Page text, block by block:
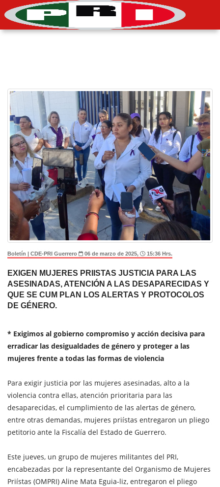
Boletín | CDE-PRI Guerrero 06 de marzo de 2025, 15:36 Hrs.
EXIGEN MUJERES PRIISTAS JUSTICIA PARA LAS
ASESINADAS, ATENCIÓN A LAS DESAPARECIDAS Y
QUE SE CUM PLAN LOS ALERTAS Y PROTOCOLOS
DE GÉNERO.
* Exigimos al gobierno compromiso y acción decisiva para
erradicar las desigualdades de género y proteger a las
mujeres frente a todas las formas de violencia
Para exigir justicia por las mujeres asesinadas, alto a la
violencia contra ellas, atención prioritaria para las
desaparecidas, el cumplimiento de las alertas de género,
entre otras demandas, mujeres priístas entregaron un pliego
petitorio ante la Fiscalía del Estado de Guerrero.
Este jueves, un grupo de mujeres militantes del PRI,
encabezadas por la representante del Organismo de Mujeres
Priístas (OMPRI) Aline Mata Eguia-liz, entregaron el pliego